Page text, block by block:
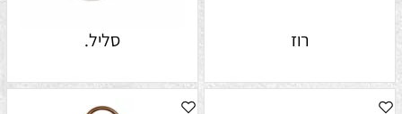
רוז סליל.